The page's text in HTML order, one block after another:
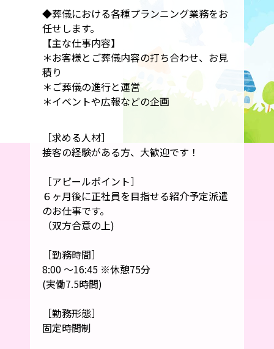
◆葬儀における各種プランニング業務をお
任せします。
【主な仕事内容】
＊お客様とご葬儀内容の打ち合わせ、お見
積り
＊ご葬儀の進行と運営
＊イベントや広報などの企画
［求める人材］
接客の経験がある方、大歓迎です！
［アピールポイント］
６ヶ月後に正社員を目指せる紹介予定派遣
のお仕事です。
（双方合意の上)
［勤務時間］
8:00 ～16:45 ※休憩75分
(実働7.5時間)
［勤務形態］
固定時間制